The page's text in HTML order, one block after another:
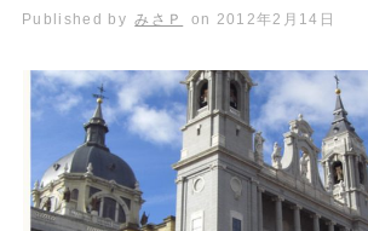
Published by みさＰ on 2012年2月14日